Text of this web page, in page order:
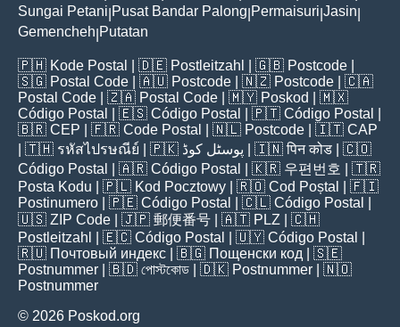
Sungai Petani Pusat Bandar Palong Permaisuri Jasin
Gemencheh Putatan
🇵🇭 Kode Postal | 🇩🇪 Postleitzahl | 🇬🇧 Postcode
🇸🇬 Postal Code | 🇦🇺 Postcode | 🇳🇿 Postcode | 🇨🇦
Postal Code | 🇿🇦 Postal Code | 🇲🇾 Poskod
| 🇲🇽
Código Postal
| 🇪🇸 Código Postal | 🇵🇹 Código Postal
🇧🇷 CEP | 🇫🇷 Code Postal | 🇳🇱 Postcode | 🇮🇹 CAP
| 🇹🇭 รหัสไปรษณีย์ | 🇵🇰 پوسٹل کوڈ | 🇮🇳पिन कोड | 🇨🇴
Código Postal
| 🇦🇷 Código Postal | 🇰🇷 우편번호
| 🇹🇷
Posta Kodu | 🇵🇱 Kod Pocztowy | 🇷🇴 Cod Poștal
| 🇫🇮
Postinumero | 🇵🇪 Código Postal | 🇨🇱 Código Postal
🇺🇸 ZIP Code | 🇯🇵 郵便番号 | 🇦🇹 PLZ | 🇨🇭
Postleitzahl
| 🇪🇨 Código Postal | 🇺🇾 Código Postal
🇷🇺 Почтовый индекс | 🇧🇬 Пощенски код | 🇸🇪
Postnummer | 🇧🇩 পোস্টকোড | 🇩🇰 Postnummer | 🇳🇴
Postnummer
© 2026 Poskod.org